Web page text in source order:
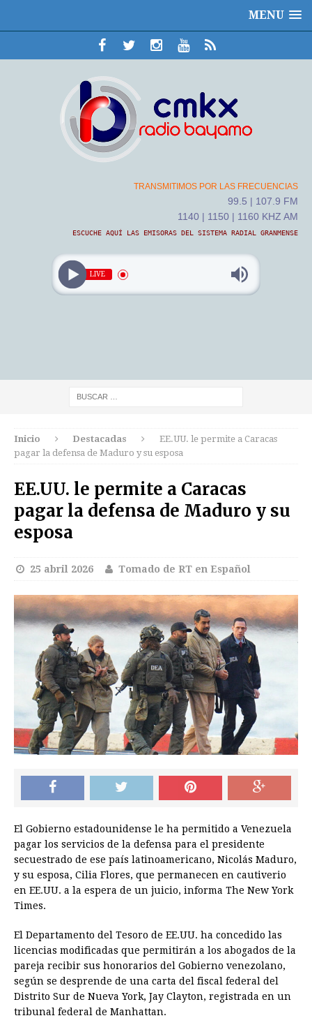
MENU
TRANSMITIMOS POR LAS FRECUENCIAS
99.5 | 107.9 FM
1140 | 1150 | 1160 KHZ AM
ESCUCHE AQUÍ LAS EMISORAS DEL SISTEMA RADIAL GRANMENSE
LIVE
Inicio Destacadas
EE.UU. le permite a Caracas
pagar la defensa de Maduro y su esposa
EE.UU. le permite a Caracas
pagar la defensa de Maduro y su
esposa
25 abril 2026 Tomado de RT en Español
El Gobierno estadounidense le ha permitido a Venezuela
pagar los servicios de la defensa para el presidente
secuestrado de ese país latinoamericano, Nicolás Maduro,
y su esposa, Cilia Flores, que permanecen en cautiverio
en EE.UU. a la espera de un juicio, informa The New York
Times.
El Departamento del Tesoro de EE.UU. ha concedido las
licencias modificadas que permitirán a los abogados de la
pareja recibir sus honorarios del Gobierno venezolano,
según se desprende de una carta del fiscal federal del
Distrito Sur de Nueva York, Jay Clayton, registrada en un
tribunal federal de Manhattan.